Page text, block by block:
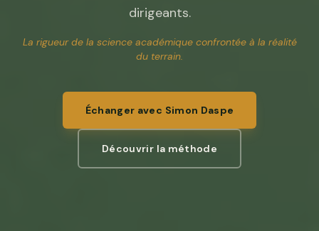
dirigeants.
La rigueur de la science académique confrontée à la réalité
du terrain.
Échanger avec Simon Daspe
Découvrir la méthode